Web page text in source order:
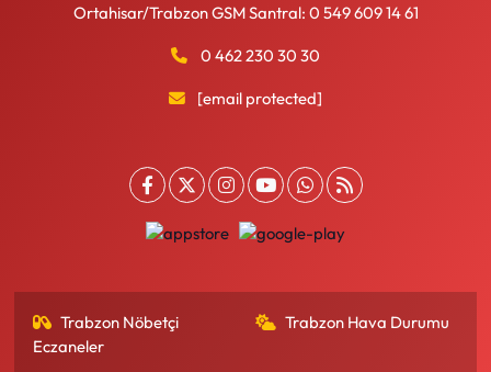
Ortahisar/Trabzon GSM Santral: 0 549 609 14 61
0 462 230 30 30
[email protected]
Trabzon Nöbetçi
Eczaneler
Trabzon Hava Durumu